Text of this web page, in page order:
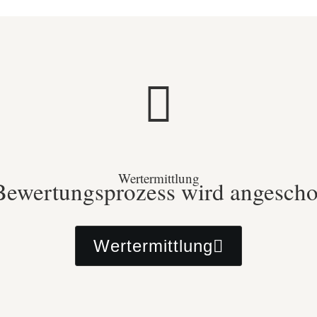
Wertermittlungwird
Wertermittlung